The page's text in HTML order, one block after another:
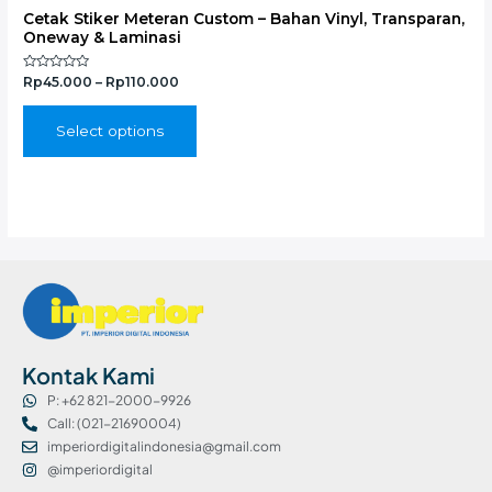
Cetak Stiker Meteran Custom – Bahan Vinyl, Transparan,
Oneway & Laminasi
Rated
out
Rp45.000 – Rp110.000
Select options
Kontak Kami
P: +62 821-2000-9926
Call: (021-21690004)
imperiordigitalindonesia@gmail.com
@imperiordigital